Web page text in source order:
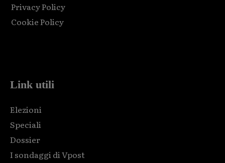
Privacy Policy
Cookie Policy
Link utili
Elezioni
Speciali
Dossier
I sondaggi di Vpost